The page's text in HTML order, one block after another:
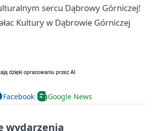
sercu Dąbrowy Górniczej!
Kultury w Dąbrowie Górniczej
Facebook Google News
wydarzenia